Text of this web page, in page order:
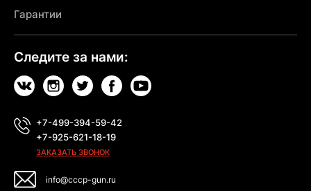
Гарантии
Следите за нами:
+7-499-394-59-42
+7-925-621-18-19
ЗАКАЗАТЬ ЗВОНОК
info@cccp-gun.ru